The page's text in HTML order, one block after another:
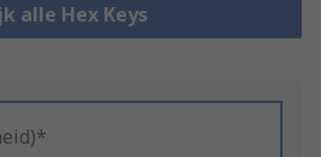
alle Hex Keys